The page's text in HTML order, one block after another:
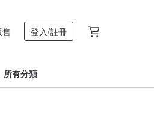
登入/註冊
所有分類